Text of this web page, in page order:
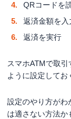
QRコードを
返済金額を入
返済を実行
スマホATMで取
ように設定してお
設定のやり方がわ
は適さない方法か